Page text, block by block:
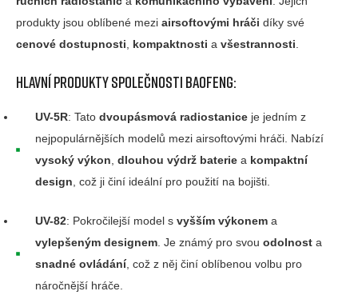
produkty jsou oblíbené mezi airsoftovými hráči díky své
cenové dostupnosti, kompaktnosti a všestrannosti.
Hlavní produkty společnosti Baofeng:
UV-5R: Tato dvoupásmová radiostanice je jedním z
nejpopulárnějších modelů mezi airsoftovými hráči. Nabízí
vysoký výkon, dlouhou výdrž baterie a kompaktní
design, což ji činí ideální pro použití na bojišti.
UV-82: Pokročilejší model s vyšším výkonem a
vylepšeným designem. Je známý pro svou odolnost a
snadné ovládání, což z něj činí oblíbenou volbu pro
náročnější hráče.